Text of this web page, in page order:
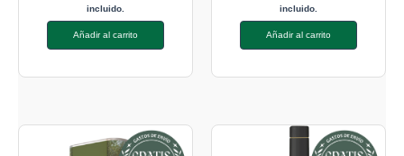
incluido.
Añadir al carrito
incluido.
Añadir al carrito